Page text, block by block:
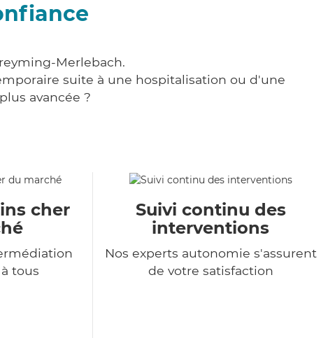
Merlebach.
suite à une hospitalisation ou d'une
avancée ?
cher
tous
Suivi continu des
interventions
Nos experts autonomie s'assurent
de votre satisfaction